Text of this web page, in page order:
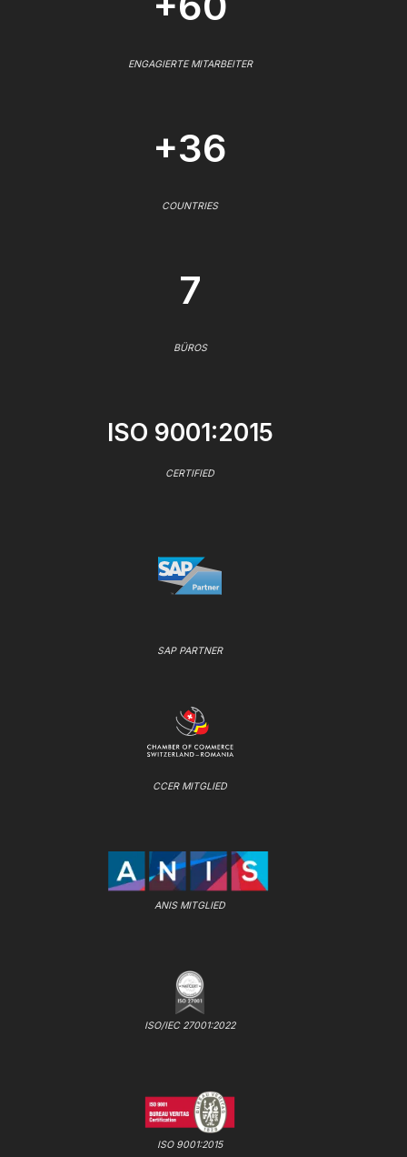
ENGAGIERTE MITARBEITER
+36
COUNTRIES
7
BÜROS
ISO 9001:2015
CERTIFIED
SAP PARTNER
CCER MITGLIED
ANIS MITGLIED
ISO/IEC 27001:2022
ISO 9001:2015